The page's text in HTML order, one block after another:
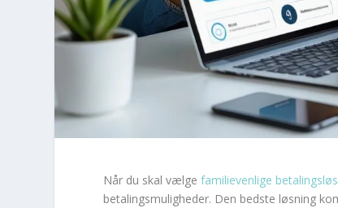
Når du skal vælgefamilievenlige
betalingsmuligheder. Den bedste løsning